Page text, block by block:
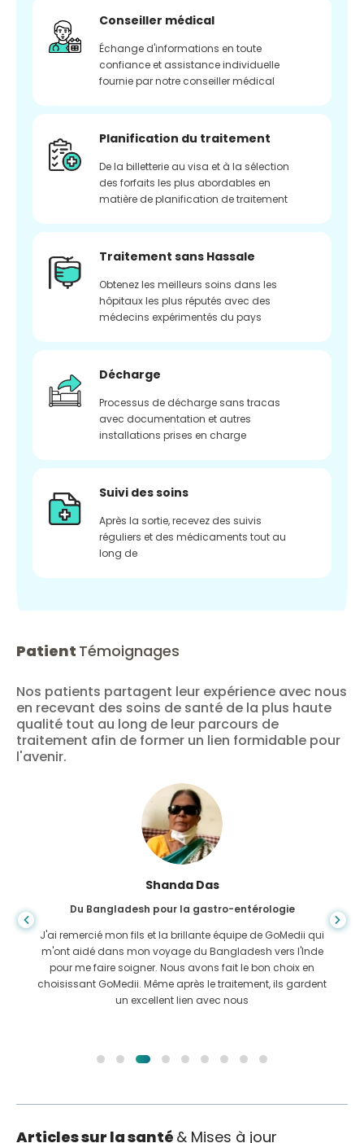
Conseiller médical
Échange d'informations en toute
confiance et assistance individuelle
fournie par notre conseiller médical
Planification du traitement
De la billetterie au visa et à la sélection
des forfaits les plus abordables en
matière de planification de traitement
Traitement sans Hassale
Obtenez les meilleurs soins dans les
hôpitaux les plus réputés avec des
médecins expérimentés du pays
Décharge
Processus de décharge sans tracas
avec documentation et autres
installations prises en charge
Suivi des soins
Après la sortie, recevez des suivis
réguliers et des médicaments tout au
long de
Patient Témoignages
Nos patients partagent leur expérience avec nous
en recevant des soins de santé de la plus haute
qualité tout au long de leur parcours de
traitement afin de former un lien formidable pour
l'avenir.
Shanda Das
Du Bangladesh pour la gastro-entérologie
J'ai remercié mon fils et la brillante équipe de GoMedii qui
m'ont aidé dans mon voyage du Bangladesh vers l'Inde
pour me faire soigner. Nous avons fait le bon choix en
choisissant GoMedii. Même après le traitement, ils gardent
un excellent lien avec nous
Articles sur la santé & Mises à jour